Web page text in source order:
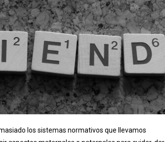
los sistemas normativos que llevamos